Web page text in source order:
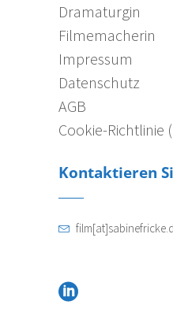
Dramaturgin
Filmemacherin
Impressum
Datenschutz
AGB
Cookie-Richtlinie
Kontaktieren